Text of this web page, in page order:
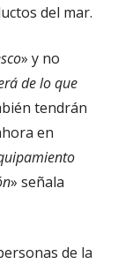
del mar.
» y no
de lo que
tendrán
en
» señala
de la